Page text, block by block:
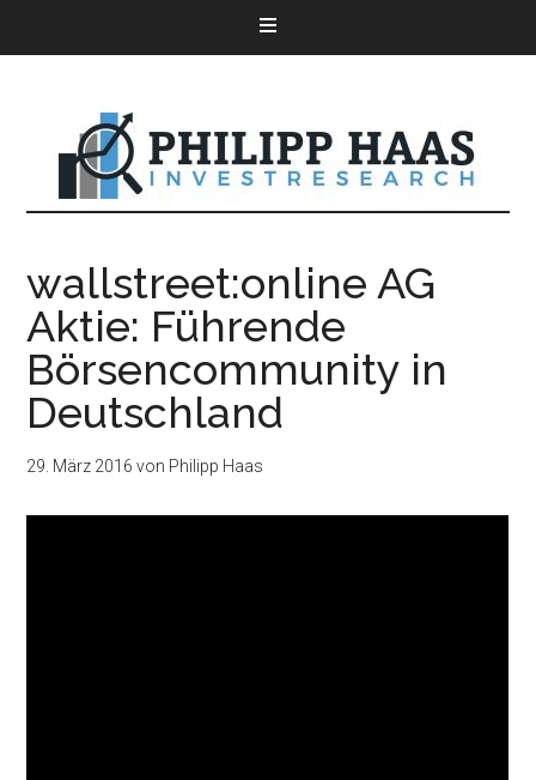
wallstreet:online AG
Aktie: Führende
Börsencommunity in
Deutschland
29. März 2016 von Philipp Haas